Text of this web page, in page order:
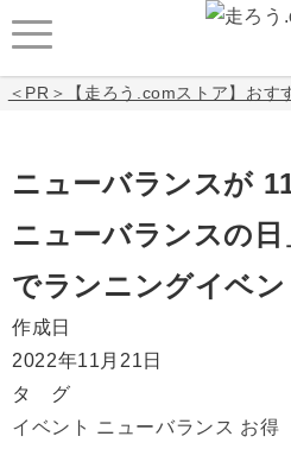
＜PR＞【走ろう.comストア】おす
ニューバランスが
ニューバランスの
でランニングイベ
作成日
2022年11月21日
タ グ
イベント ニューバランス お得